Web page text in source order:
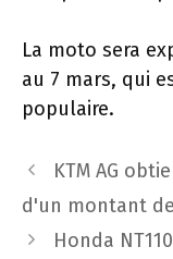
La moto sera
au 7 mars, qui
populaire.
Navigation
des
KTM AG
d'un montant
Honda